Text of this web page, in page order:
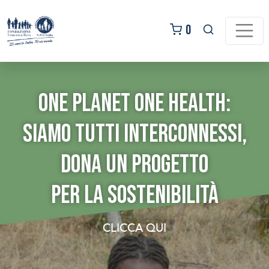
al
contenuto
0
SERATA STRAORDINARIA
al teatro ALLA SCALA
One Planet One Health:
siamo tutti interconnessi,
dona un progetto
per la sostenibilità
CLICCA QUI
Regala
un’adozione
Bomboniere Solidali:
festeggia con noi